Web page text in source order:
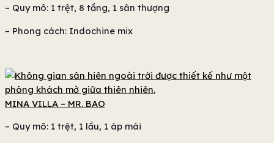
– Quy mô: 1 trệt, 8 tầng, 1 sân thượng
– Phong cách: Indochine mix
MINA VILLA – MR. BAO
– Quy mô: 1 trệt, 1 lầu, 1 áp mái